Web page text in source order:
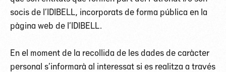
socis de l’IDIBELL, incorporats de forma pública en la
pàgina web de l’IDIBELL.
En el moment de la recollida de les dades de caràcter
personal s’informarà al interessat si es realitza a través